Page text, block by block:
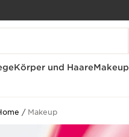
ZUM INHALT
Körper und HaareMakeup
Makeup